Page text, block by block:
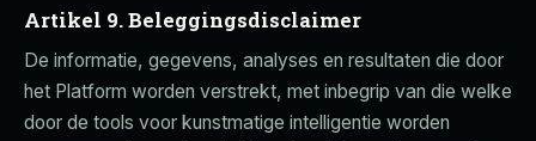
Artikel 9. Beleggingsdisclaimer
De informatie, gegevens, analyses en resultaten die door
het Platform worden verstrekt, met inbegrip van die welke
door de tools voor kunstmatige intelligentie worden